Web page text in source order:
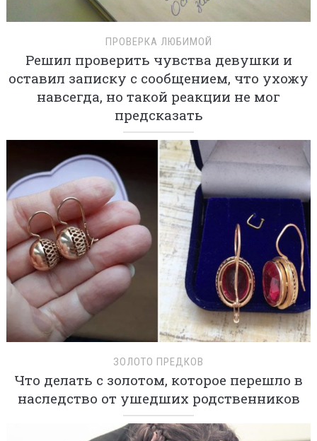
ПРОВЕРКА ЛЮБИМОЙ
Решил проверить чувства девушки и
оставил записку с сообщением, что ухожу
навсегда, но такой реакции не мог
предсказать
ЗОЛОТО ПРЕДКОВ
Что делать с золотом, которое перешло в
наследство от ушедших родственников